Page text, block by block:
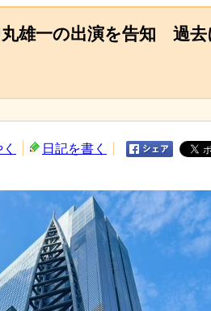
雄一の出演を告知 過
日記を書く